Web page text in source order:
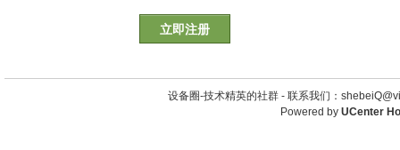
立即注册
设备圈-技术精英的社群 - 联系我们：
Powered by UCenter